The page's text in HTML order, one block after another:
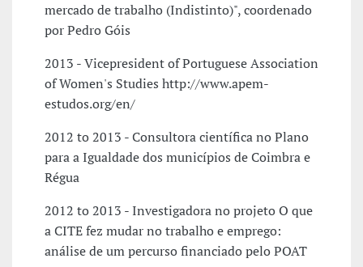
mercado de trabalho (Indistinto)", coordenado
por Pedro Góis
2013 - Vicepresident of Portuguese Association
of Women's Studies http://www.apem-
estudos.org/en/
2012 to 2013 - Consultora científica no Plano
para a Igualdade dos municípios de Coimbra e
Régua
2012 to 2013 - Investigadora no projeto O que
a CITE fez mudar no trabalho e emprego:
análise de um percurso financiado pelo POAT